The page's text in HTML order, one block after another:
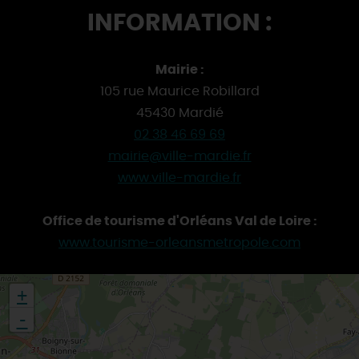
INFORMATION :
Mairie :
105 rue Maurice Robillard
45430 Mardié
02 38 46 69 69
mairie@ville-mardie.fr
www.ville-mardie.fr
Office de tourisme d'Orléans Val de Loire :
www.tourisme-orleansmetropole.com
+
-